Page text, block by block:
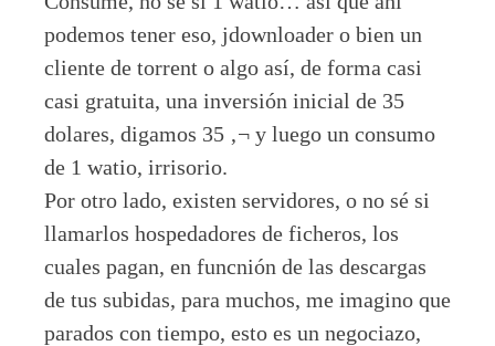
podemos tener eso, jdownloader o bien un
cliente de torrent o algo así, de forma casi
casi gratuita, una inversión inicial de 35
dolares, digamos 35 ‚¬ y luego un consumo
de 1 watio, irrisorio.
Por otro lado, existen servidores, o no sé si
llamarlos hospedadores de ficheros, los
cuales pagan, en funcnión de las descargas
de tus subidas, para muchos, me imagino que
parados con tiempo, esto es un negociazo,